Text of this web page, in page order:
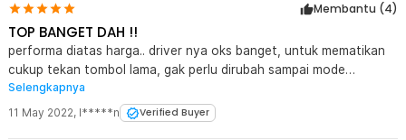
Membantu (4)
TOP BANGET DAH !!
performa diatas harga.. driver nya oks banget, untuk mematikan
cukup tekan tombol lama, gak perlu dirubah sampai mode
terakhir.. seperti senter harga diatas 500rb an...
Selengkapnya
11 May 2022, I*****n Verified Buyer